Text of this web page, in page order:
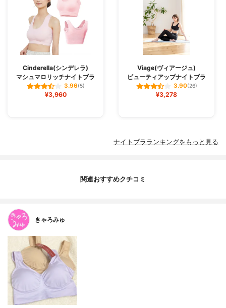
Cinderella(シンデレラ)
マシュマロリッチナイトブラ
3.96(5)
¥3,960
Viage(ヴィアージュ)
ビューティアップナイトブラ
3.90(26)
¥3,278
ナイトブラランキングをもっと見る
関連おすすめクチコミ
きゃろみゅ